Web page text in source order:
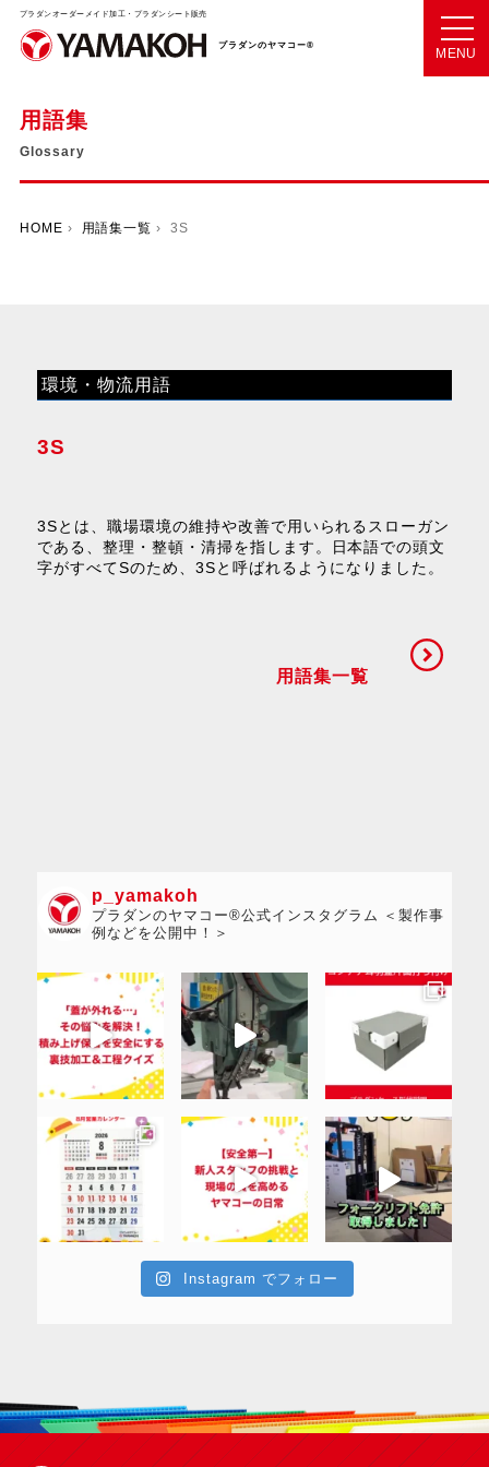
プラダンオーダーメイド加工・プラダンシート販売
プラダンのヤマコー®
MENU
用語集
Glossary
HOME › 用語集一覧 › 3S
環境・物流用語
3S
3Sとは、職場環境の維持や改善で用いられるスローガン
である、整理・整頓・清掃を指します。日本語での頭文
字がすべてSのため、3Sと呼ばれるようになりました。
用語集一覧
p_yamakoh
プラダンのヤマコー®公式インスタグラム ＜製作事
例などを公開中！＞
Instagram でフォロー